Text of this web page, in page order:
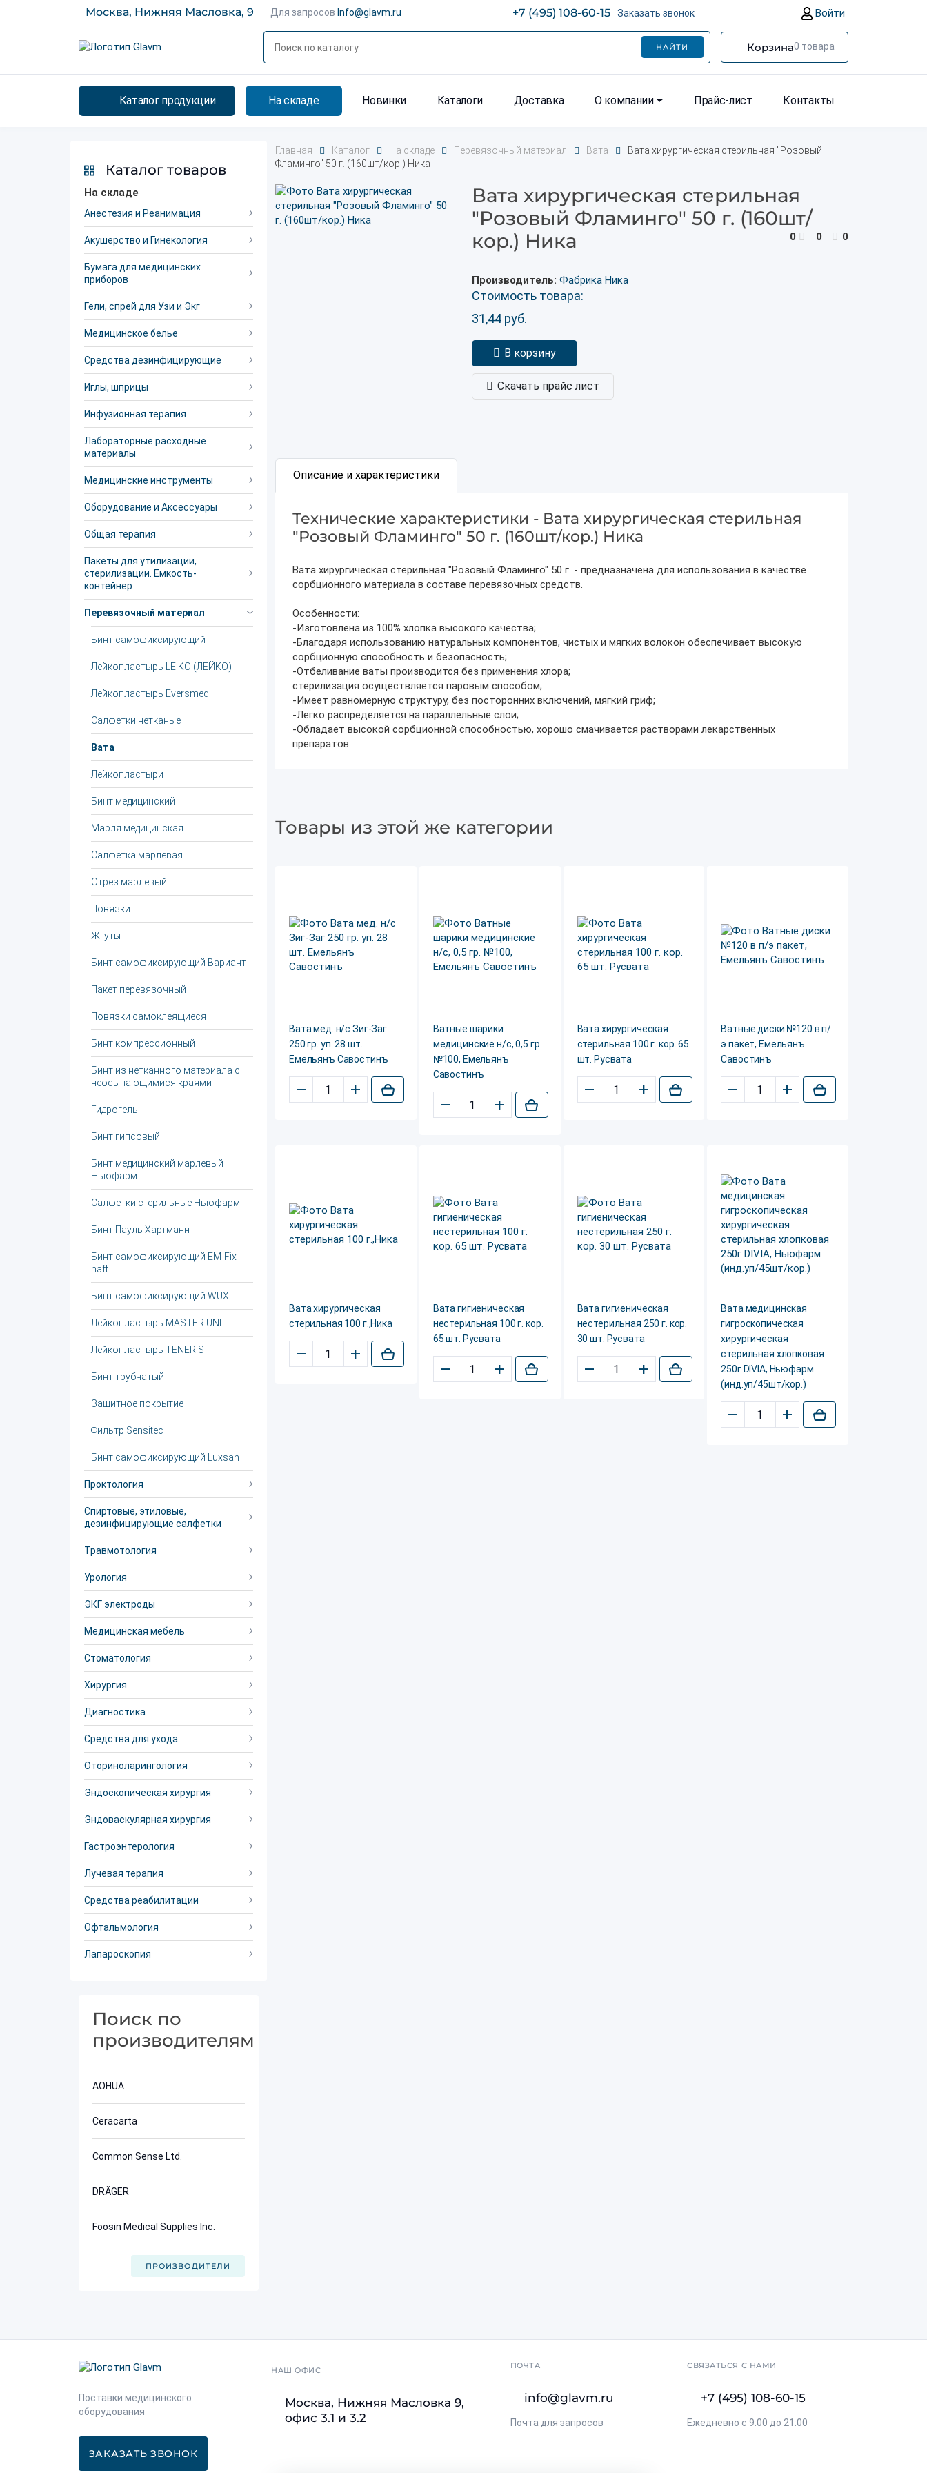
Москва, Нижняя Масловка, 9 Для запросов Info@glavm.ru +7 (495) 108-60-15 Заказать звонок Войти
НАЙТИ Корзина0 товара
Каталог продукции На складе Новинки Каталоги Доставка О компании Прайс-лист Контакты
Каталог товаров
На складе
Анестезия и Реанимация
Акушерство и Гинекология
Бумага для медицинских
приборов
Гели, спрей для Узи и Экг
Медицинское белье
Средства дезинфицирующие
Иглы, шприцы
Инфузионная терапия
Лабораторные расходные
материалы
Медицинские инструменты
Оборудование и Аксессуары
Общая терапия
Пакеты для утилизации,
стерилизации. Емкость-
контейнер
Перевязочный материал
Бинт самофиксирующий
Лейкопластырь LEIKO (ЛЕЙКО)
Лейкопластырь Eversmed
Салфетки нетканые
Вата
Лейкопластыри
Бинт медицинский
Марля медицинская
Салфетка марлевая
Отрез марлевый
Повязки
Жгуты
Бинт самофиксирующий Вариант
Пакет перевязочный
Повязки самоклеящиеся
Бинт компрессионный
Бинт из нетканного материала с
неосыпающимися краями
Гидрогель
Бинт гипсовый
Бинт медицинский марлевый
Ньюфарм
Салфетки стерильные Ньюфарм
Бинт Пауль Хартманн
Бинт самофиксирующий EM-Fix
haft
Бинт самофиксирующий WUXI
Лейкопластырь MASTER UNI
Лейкопластырь TENERIS
Бинт трубчатый
Защитное покрытие
Фильтр Sensitec
Бинт самофиксирующий Luxsan
Проктология
Спиртовые, этиловые,
дезинфицирующие салфетки
Травмотология
Урология
ЭКГ электроды
Медицинская мебель
Стоматология
Хирургия
Диагностика
Средства для ухода
Оториноларингология
Эндоскопическая хирургия
Эндоваскулярная хирургия
Гастроэнтерология
Лучевая терапия
Средства реабилитации
Офтальмология
Лапароскопия
Поиск по
производителям
AOHUA
Ceracarta
Common Sense Ltd.
DRÄGER
Foosin Medical Supplies Inc.
ПРОИЗВОДИТЕЛИ
Главная Каталог На складе Перевязочный материал Вата
Вата хирургическая стерильная "Розовый
Фламинго" 50 г. (160шт/кор.) Ника
Вата хирургическая стерильная
"Розовый Фламинго" 50 г. (160шт/
кор.) Ника
0 0 0
Производитель: Фабрика Ника
Стоимость товара:
31,44 руб.
В корзину
Скачать прайс лист
Описание и характеристики
Технические характеристики - Вата хирургическая стерильная
"Розовый Фламинго" 50 г. (160шт/кор.) Ника
Вата хирургическая стерильная "Розовый Фламинго" 50 г. - предназначена для использования в качестве
сорбционного материала в составе перевязочных средств.
Особенности:
-Изготовлена из 100% хлопка высокого качества;
-Благодаря использованию натуральных компонентов, чистых и мягких волокон обеспечивает высокую
сорбционную способность и безопасность;
-Отбеливание ваты производится без применения хлора;
стерилизация осуществляется паровым способом;
-Имеет равномерную структуру, без посторонних включений, мягкий гриф;
-Легко распределяется на параллельные слои;
-Обладает высокой сорбционной способностью, хорошо смачивается растворами лекарственных
препаратов.
Товары из этой же категории
Вата мед. н/с Зиг-Заг
250 гр. уп. 28 шт.
Емельянъ Савостинъ
– +
Ватные шарики
медицинские н/с, 0,5 гр.
№100, Емельянъ
Савостинъ
– +
Вата хирургическая
стерильная 100 г. кор. 65
шт. Русвата
– +
Ватные диски №120 в п/
э пакет, Емельянъ
Савостинъ
– +
Вата хирургическая
стерильная 100 г.,Ника
– +
Вата гигиеническая
нестерильная 100 г. кор.
65 шт. Русвата
– +
Вата гигиеническая
нестерильная 250 г. кор.
30 шт. Русвата
– +
Вата медицинская
гигроскопическая
хирургическая
стерильная хлопковая
250г DIVIA, Ньюфарм
(инд.уп/45шт/кор.)
– +
Поставки медицинского
оборудования
ЗАКАЗАТЬ ЗВОНОК
НАШ ОФИС
Москва, Нижняя Масловка 9,
офис 3.1 и 3.2
ПОЧТА
info@glavm.ru
Почта для запросов
СВЯЗАТЬСЯ С НАМИ
+7 (495) 108-60-15
Ежедневно с 9:00 до 21:00